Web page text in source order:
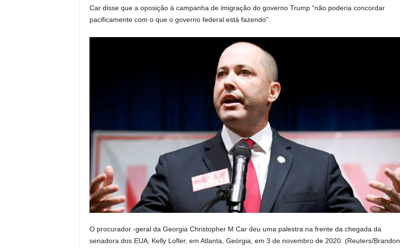
Car disse que a oposição à campanha de imigração do governo Trump “não poderia concordar
pacificamente com o que o governo federal está fazendo”.
O procurador -geral da Georgia Christopher M Car deu uma palestra na frente da chegada da
senadora dos EUA, Kelly Lofler, em Atlanta, Geórgia, em 3 de novembro de 2020. (Reuters/Brandon